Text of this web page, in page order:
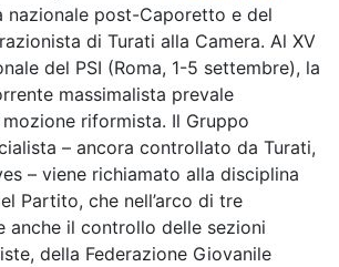
nazionale post-Caporetto e del
di Turati alla Camera. Al XV
del PSI (Roma, 1-5 settembre), la
massimalista prevale
riformista. Il Gruppo
– ancora controllato da Turati,
– viene richiamato alla disciplina
Partito, che nell’arco di tre
anche il controllo delle sezioni
della Federazione Giovanile